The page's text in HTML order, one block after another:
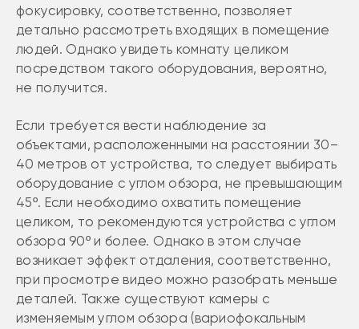
фокусировку, соответственно, позволяет
детально рассмотреть входящих в помещение
людей. Однако увидеть комнату целиком
посредством такого оборудования, вероятно,
не получится.
Если требуется вести наблюдение за
объектами, расположенными на расстоянии 30–
40 метров от устройства, то следует выбирать
оборудование с углом обзора, не превышающим
45º. Если необходимо охватить помещение
целиком, то рекомендуются устройства с углом
обзора 90º и более. Однако в этом случае
возникает эффект отдаления, соответственно,
при просмотре видео можно разобрать меньше
деталей. Также существуют камеры с
изменяемым углом обзора (вариофокальным